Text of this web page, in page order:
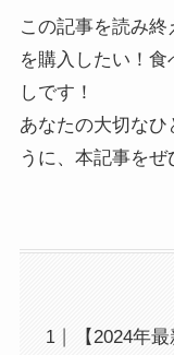
この記事を読み
を購入したい！
しです！
あなたの大切なひ
うに、本記事をぜ
【2024年